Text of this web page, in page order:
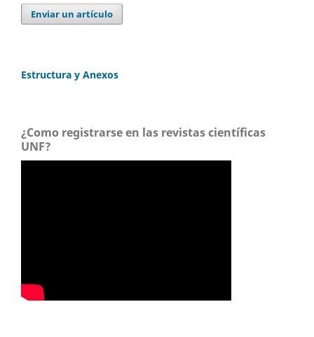
Enviar un artículo
Estructura y Anexos
¿Como registrarse en las revistas científicas
UNF?